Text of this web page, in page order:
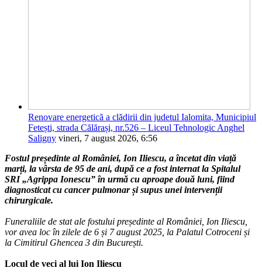
Renovare energetică a clădirii din judetul Ialomita, Municipiul
Fetești, strada Călărași, nr.526 – Liceul Tehnologic Anghel
Saligny vineri, 7 august 2026, 6:56
Fostul președinte al României, Ion Iliescu, a încetat din viață
marți, la vârsta de 95 de ani, după ce a fost internat la Spitalul
SRI „Agrippa Ionescu” în urmă cu aproape două luni, fiind
diagnosticat cu cancer pulmonar și supus unei intervenții
chirurgicale.
Funeraliile de stat ale fostului președinte al României, Ion Iliescu,
vor avea loc în zilele de 6 și 7 august 2025, la Palatul Cotroceni și
la Cimitirul Ghencea 3 din București.
Locul de veci al lui Ion Iliescu